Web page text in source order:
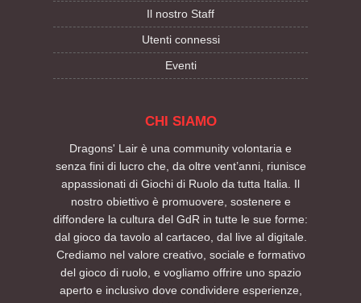
Il nostro Staff
Utenti connessi
Eventi
CHI SIAMO
Dragons' Lair è una community volontaria e
senza fini di lucro che, da oltre vent’anni, riunisce
appassionati di Giochi di Ruolo da tutta Italia. Il
nostro obiettivo è promuovere, sostenere e
diffondere la cultura del GdR in tutte le sue forme:
dal gioco da tavolo al cartaceo, dal live al digitale.
Crediamo nel valore creativo, sociale e formativo
del gioco di ruolo, e vogliamo offrire uno spazio
aperto e inclusivo dove condividere esperienze,